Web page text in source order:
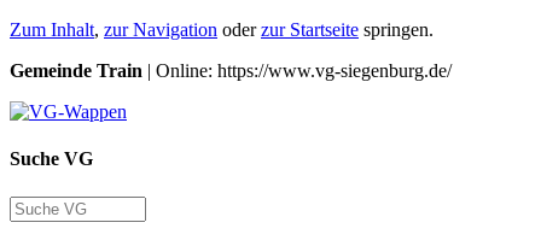
Zum Inhalt, zur Navigation oderzur Startseite springen.
Gemeinde Train | Online: https://www.vg-siegenburg.de/
Suche VG